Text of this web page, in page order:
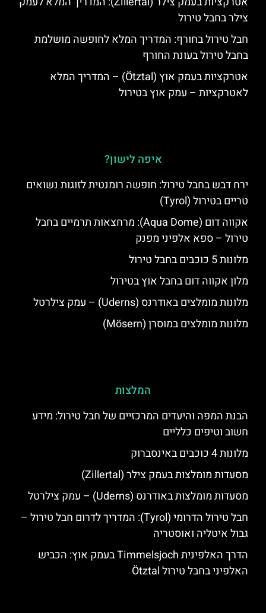
צילר בחבל טירול
חבל טירול בחורף: המדריך המלא לחופשה מושלמת
בחבל טירול בעונת החורף
אטרקציות בעמק אוץ (Ötztal) – המדריך המלא
לאטרקציות – עמק אוץ בטירול
איפה לישון?
ירח דבש בחבל טירול: חופשה רומנטית לזוגות נשואים
טריים בטירול (Tyrol)
אקווה דום (Aqua Dome): מרחצאות תרמיים בחבל
טירול – ספא אלפיני מפנק
מלונות 5 כוכבים בחבל טירול
מלון אקווה דום בחבל אוץ בטירול
מלונות מומלצים באודרנס (Uderns) – עמק צילרטל
מלונות מומלצים במוסרן (Mösern)
המלצות
הבנת המפה והיעדים המרכזיים של חבל טירול: מידע
חשוב וטיפים כלליים
מלונות 4 כוכבים באינסברוק
מסעדות מומלצות בעמק צילר (Zillertal)
מסעדות מומלצות באודרנס (Uderns) – עמק צילרטל
חבל טירול הדרומי (Tyrol): המדריך לדרום חבל טירול –
גבול איטליה ואוסטריה
הדרך האלפינית Timmelsjoch בעמק אוץ: הכביש
האלפיני בחבל טירול Ötztal